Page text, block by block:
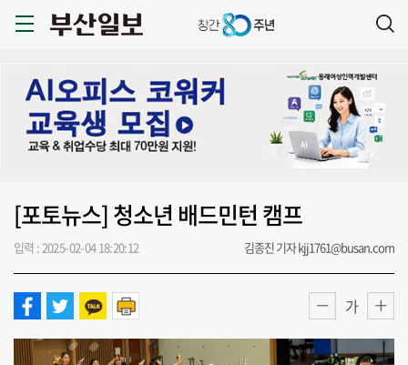
[포토뉴스] 청소년 배드민턴 캠프
입력 : 2025-02-04 18:20:12 김종진 기자 kjj1761@busan.com
가